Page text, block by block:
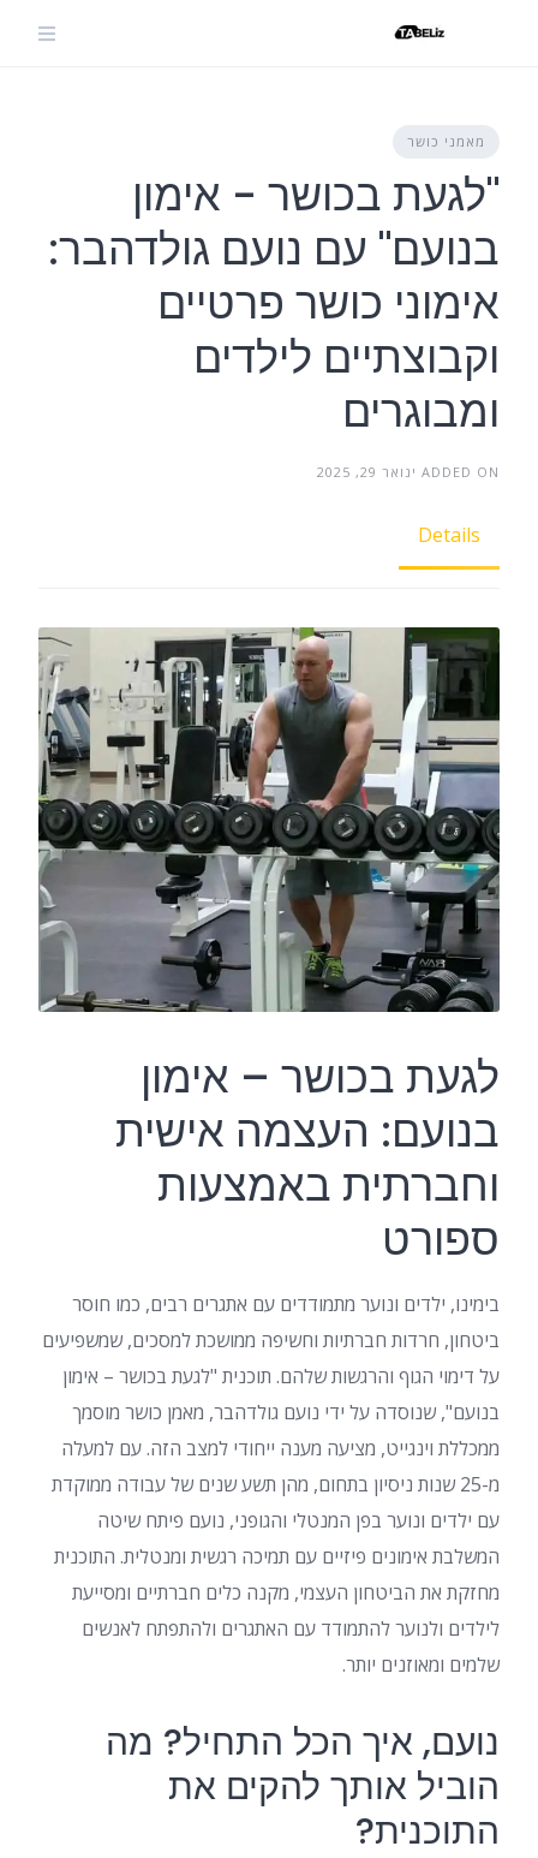
מאמני כושר
"לגעת בכושר - אימון
בנועם" עם נועם גולדהבר:
אימוני כושר פרטיים
וקבוצתיים לילדים
ומבוגרים
ADDED ON ינואר 29, 2025
Details
לגעת בכושר – אימון
בנועם: העצמה אישית
וחברתית באמצעות
ספורט
בימינו, ילדים ונוער מתמודדים עם אתגרים רבים, כמו חוסר
ביטחון, חרדות חברתיות וחשיפה ממושכת למסכים, שמשפיעים
על דימוי הגוף והרגשות שלהם. תוכנית "לגעת בכושר – אימון
בנועם", שנוסדה על ידי נועם גולדהבר, מאמן כושר מוסמך
ממכללת וינגייט, מציעה מענה ייחודי למצב הזה. עם למעלה
מ-25 שנות ניסיון בתחום, מהן תשע שנים של עבודה ממוקדת
עם ילדים ונוער בפן המנטלי והגופני, נועם פיתח שיטה
המשלבת אימונים פיזיים עם תמיכה רגשית ומנטלית. התוכנית
מחזקת את הביטחון העצמי, מקנה כלים חברתיים ומסייעת
לילדים ולנוער להתמודד עם האתגרים ולהתפתח לאנשים
שלמים ומאוזנים יותר.
נועם, איך הכל התחיל? מה
הוביל אותך להקים את
התוכנית?